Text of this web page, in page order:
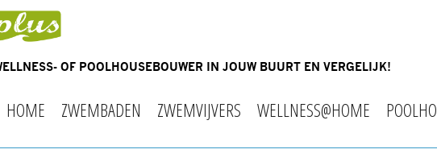
OF POOLHOUSEBOUWER IN JOUW BUURT EN VERGELIJK!
HOME ZWEMBADEN ZWEMVIJVERS WELLNESS@HOME